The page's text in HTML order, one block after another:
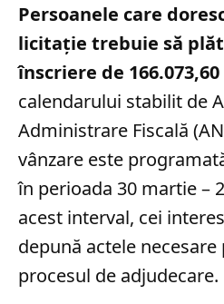
Persoanele care
licitație trebuie să
înscriere de
calendarului stabilit de
Administrare Fiscală
vânzare este
în perioada 30 martie –
acest interval, cei
depună actele
procesul de adjudecare.